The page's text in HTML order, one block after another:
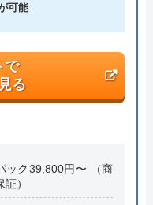
区瓦屋町3丁目7-3 イ
可能
で
る
ック39,800円〜 （商
）